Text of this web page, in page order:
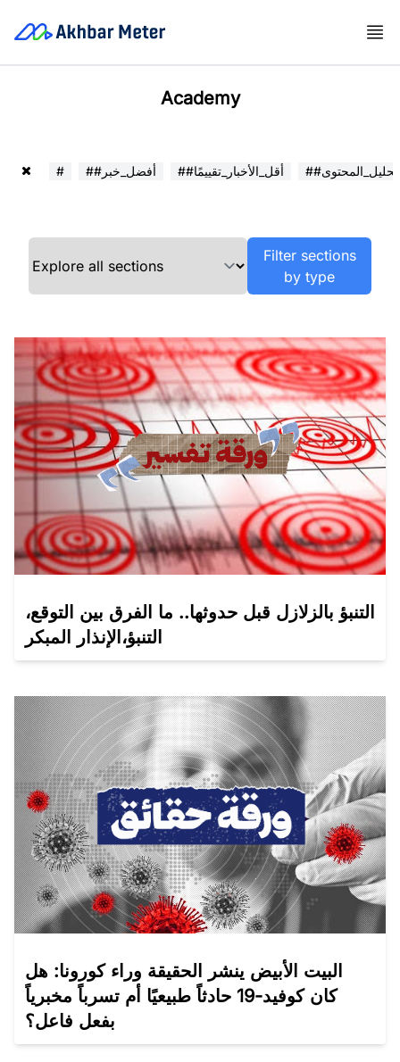
Academy
# ##أفضل_خبر ##أقل_الأخبار_تقييمًا ##تحليل_المحتوى
Filter sections
by type
التنبؤ بالزلازل قبل حدوثها.. ما الفرق بين التوقع،
التنبؤ،الإنذار المبكر
البيت الأبيض ينشر الحقيقة وراء كورونا: هل
كان كوفيد-19 حادثاً طبيعيًا أم تسرباً مخبرياً
بفعل فاعل؟